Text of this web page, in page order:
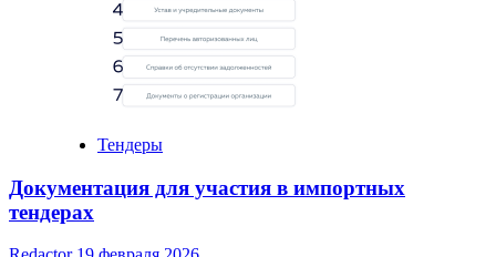
Тендеры
Документация для участия в импортных
тендерах